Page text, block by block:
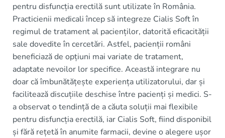
pentru disfuncția erectilă sunt utilizate în România.
Practicienii medicali încep să integreze Cialis Soft în
regimul de tratament al pacienților, datorită eficacității
sale dovedite în cercetări. Astfel, pacienții români
beneficiază de opțiuni mai variate de tratament,
adaptate nevoilor lor specifice. Această integrare nu
doar că îmbunătățește experiența utilizatorului, dar și
facilitează discuțiile deschise între pacienți și medici. S-
a observat o tendință de a căuta soluții mai flexibile
pentru disfuncția erectilă, iar Cialis Soft, fiind disponibil
și fără rețetă în anumite farmacii, devine o alegere ușor